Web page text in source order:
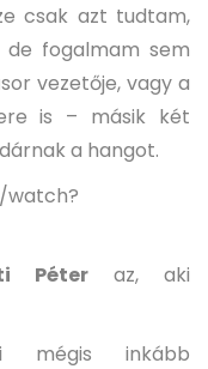
csak azt tudtam,
fogalmam sem
vezetője, vagy a
is – másik két
a hangot.
watch?
Péteraz, aki
mégis inkább